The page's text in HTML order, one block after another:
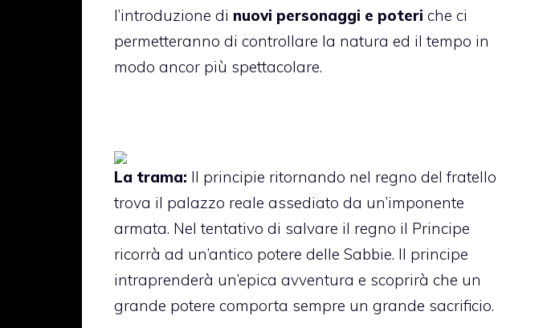
l’introduzione di nuovi personaggi e poteri che ci
permetteranno di controllare la natura ed il tempo in
modo ancor più spettacolare.
La trama: Il principie ritornando nel regno del fratello
trova il palazzo reale assediato da un’imponente
armata. Nel tentativo di salvare il regno il Principe
ricorrà ad un’antico potere delle Sabbie. Il principe
intraprenderà un’epica avventura e scoprirà che un
grande potere comporta sempre un grande sacrificio.